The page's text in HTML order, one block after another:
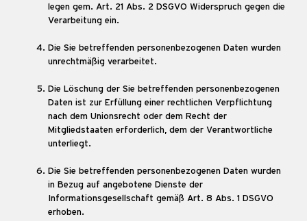
legen gem. Art. 21 Abs. 2 DSGVO Widerspruch gegen die
Verarbeitung ein.
Die Sie betreffenden personenbezogenen Daten wurden
unrechtmäßig verarbeitet.
Die Löschung der Sie betreffenden personenbezogenen
Daten ist zur Erfüllung einer rechtlichen Verpflichtung
nach dem Unionsrecht oder dem Recht der
Mitgliedstaaten erforderlich, dem der Verantwortliche
unterliegt.
Die Sie betreffenden personenbezogenen Daten wurden
in Bezug auf angebotene Dienste der
Informationsgesellschaft gemäß Art. 8 Abs. 1 DSGVO
erhoben.